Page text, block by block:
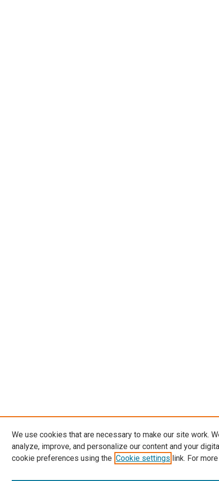
We use cookies that are necessary to make our site work.
analyze, improve, and personalize our content and your
cookie preferences using the Cookie settings link. For